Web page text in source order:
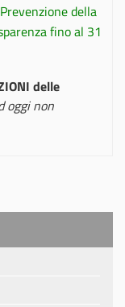
della
fino al 31
delle
oggi non